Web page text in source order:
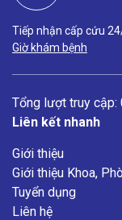
Tiếp nhận cấp cứu
Giờ khám bệnh
Tổng lượt truy cập:
Liên kết nhanh
Giới thiệu
Giới thiệu Khoa,
Tuyển dụng
Liên hệ